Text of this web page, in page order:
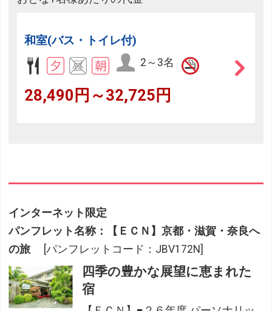
和室(バス・トイレ付)
2～3名
28,490円～32,725円
インターネット限定
パンフレット名称：【ＥＣＮ】京都・滋賀・奈良へ
の旅
[パンフレットコード：JBV172N]
四季の豊かな展望に恵まれた
宿